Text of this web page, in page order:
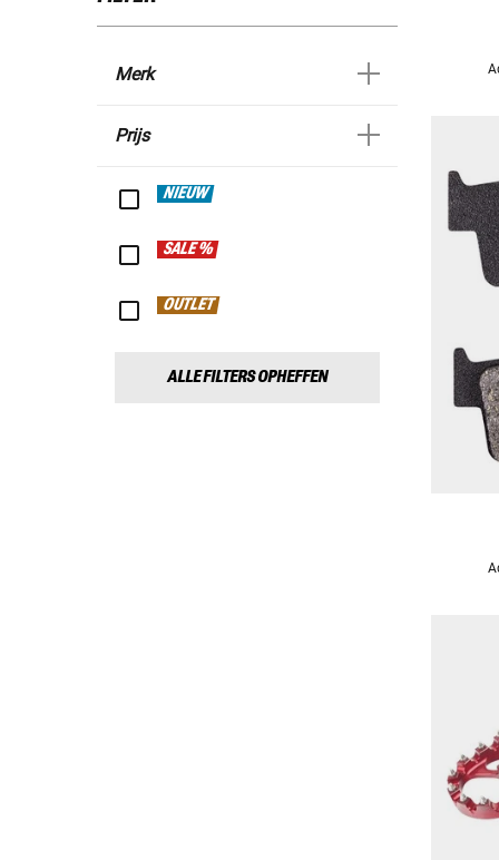
Merk
Prijs
NIEUW
SALE %
OUTLET
ALLE FILTERS OPHEFFEN